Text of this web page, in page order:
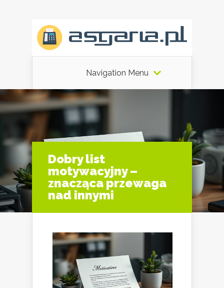
Navigation Menu
Dobry list
motywacyjny –
znacząca przewaga
nad innymi